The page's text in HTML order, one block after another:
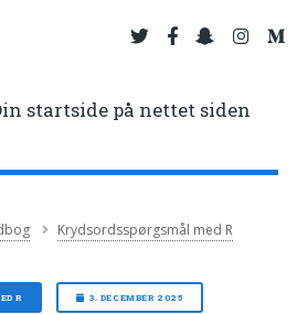
startside på nettet siden
Krydsordsspørgsmål med R
R 3. DECEMBER 2025